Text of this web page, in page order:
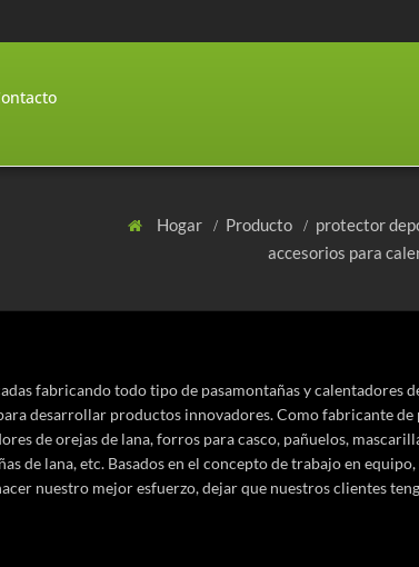
Hogar Producto
protector
accesorios para
fabricando todo tipo de pasamontañas y calentadores
desarrollar productos innovadores. Como fabricante de
de orejas de lana, forros para casco, pañuelos,
de lana, etc. Basados en el concepto de trabajo en equipo,
nuestro mejor esfuerzo, dejar que nuestros clientes